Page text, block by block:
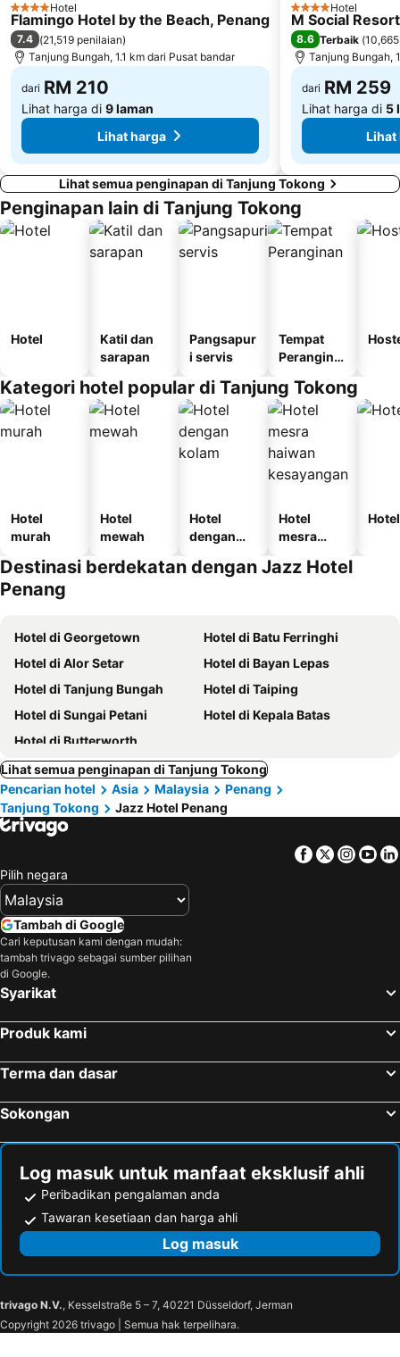
4 Bintang
Hotel
Flamingo Hotel by the Beach, Penang
7.4 (21,519 penilaian)
Tanjung Bungah, 1.1 km dari Pusat bandar
dari RM 210
Lihat harga di 9 laman
Lihat harga
4 Bintang
Hotel
M Social
8.6 Terbaik (
Tanjung Bungah,
dari RM 259
Lihat harga di 5
Lihat
Lihat semua penginapan di Tanjung Tokong
Penginapan lain di Tanjung Tokong
Hotel
Katil dan
sarapan
Pangsapur
i servis
Tempat
Perangina
Kategori hotel popular di Tanjung Tokong
Hotel
murah
Hotel
mewah
Hotel
dengan
Hotel
mesra
kesayanga
Destinasi berdekatan dengan Jazz Hotel
Penang
Hotel di Georgetown
Hotel di Batu Ferringhi
Hotel di Alor Setar
Hotel di Bayan Lepas
Hotel di Tanjung Bungah
Hotel di Taiping
Hotel di Sungai Petani
Hotel di Kepala Batas
Hotel di Butterworth
Lihat semua penginapan di Tanjung Tokong
Pencarian hotel
Asia Malaysia
Penang
Tanjung Tokong
Jazz Hotel Penang
Facebook
Twitter
Pilih negara
Tambah di Google
Cari keputusan kami dengan mudah:
tambah trivago sebagai sumber pilihan
di Google.
Syarikat
Produk kami
Terma dan dasar
Sokongan
Log masuk untuk manfaat eksklusif ahli
Peribadikan pengalaman anda
Tawaran kesetiaan dan harga ahli
Log masuk
trivago N.V., Kesselstraße 5 – 7, 40221 Düsseldorf, Jerman
Copyright 2026 trivago | Semua hak terpelihara.